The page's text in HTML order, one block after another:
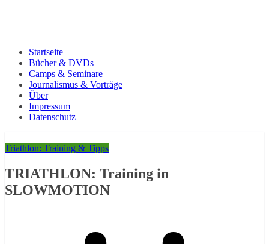
Startseite
Bücher & DVDs
Camps & Seminare
Journalismus & Vorträge
Über
Impressum
Datenschutz
Triathlon: Training & Tipps
TRIATHLON: Training in
SLOWMOTION